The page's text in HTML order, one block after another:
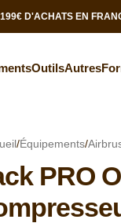
D'ACHATS EN
OutilsAutres
/Équipements/
PRO